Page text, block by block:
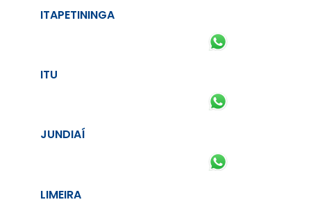
ITAPETININGA
ITU
JUNDIAÍ
LIMEIRA